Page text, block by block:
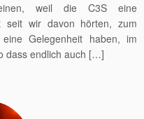
weil die C3S eine
seit wir davon hörten, zum
Gelegenheit haben, im
dass endlich auch […]